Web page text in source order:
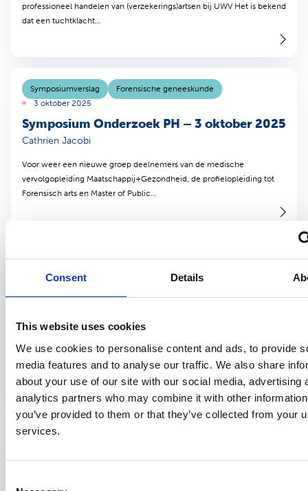
Consent Details
This website uses cookies
We use cookies to personalise content and ads, to provide
media features and to analyse our traffic. We also share
about your use of our site with our social media, advertising
analytics partners who may combine it with other
you’ve provided to them or that they’ve collected from your
services.
professioneel handelen van (verzekerings)artsen bij UWV Het is bekend
dat een tuchtklacht…
Symposium Onderzoek PH – 3 oktober 2025
Cathrien Jacobi
Symposiumverslag
Forensische geneeskunde
3 oktober 2025
Voor weer een nieuwe groep deelnemers van de medische
vervolgopleiding Maatschappij+Gezondheid, de profielopleiding tot
Forensisch arts en Master of Public…
Tekort aan jeugdartsen: wat is de oplossing?
Wetenschappelijke publicatie
Jeugdgezondheidszorg
2 september 2025
drie noordelijke provincies Jeugdgezondheidszorg (JGZ-)organisaties
kampen met een tekort…
kindercentra in het kader van artikel 26 van
Samenvatting onderzoek